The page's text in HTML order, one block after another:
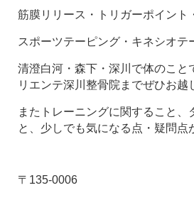
筋膜リリース・トリガーポイント
スポーツテーピング・キネシオテ
清澄白河・森下・深川で体のこ
リエンテ深川整骨院までぜひお越
またトレーニングに関すること
と、少しでも気になる点・疑問
〒135-0006